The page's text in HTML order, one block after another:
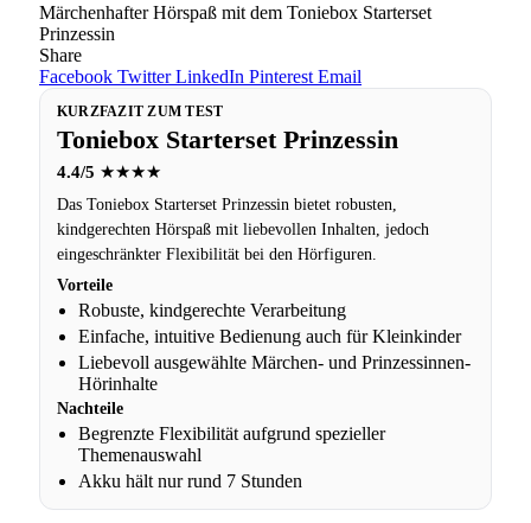
Märchenhafter Hörspaß mit dem Toniebox Starterset
Prinzessin
Share
Facebook Twitter LinkedIn Pinterest Email
KURZFAZIT ZUM TEST
Toniebox Starterset Prinzessin
4.4/5 ★★★★
Das Toniebox Starterset Prinzessin bietet robusten,
kindgerechten Hörspaß mit liebevollen Inhalten, jedoch
eingeschränkter Flexibilität bei den Hörfiguren.
Vorteile
Robuste, kindgerechte Verarbeitung
Einfache, intuitive Bedienung auch für Kleinkinder
Liebevoll ausgewählte Märchen- und Prinzessinnen-
Hörinhalte
Nachteile
Begrenzte Flexibilität aufgrund spezieller
Themenauswahl
Akku hält nur rund 7 Stunden